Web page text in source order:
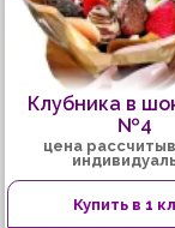
Клубника в
№4
цена
Купить в 1